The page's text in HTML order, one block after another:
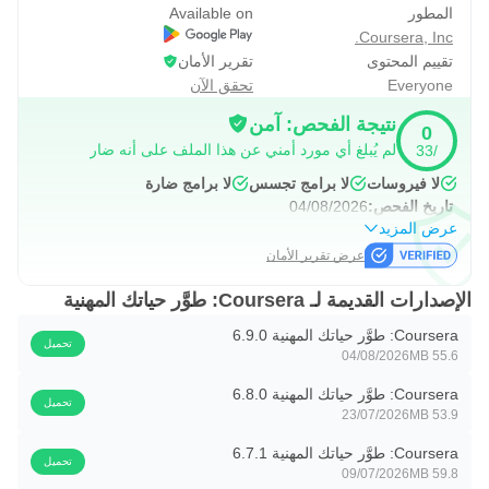
والتقييمات الكاملة تحتاج رسومًا أو اشتراكًا، لذلك ينبغي مراجعة
تفاصيل البرنامج قبل الاعتماد عليه كخطة تعلم طويلة.
دراسة مرنة مع تنزيل الدروس
يدعم Coursera التعلم حسب الوقت المتاح، من خلال محاضرات
عند الطلب يمكن تشغيلها في أوقات قصيرة خلال اليوم. هذه
النقطة مفيدة للموظفين والطلاب الذين لا يستطيعون الالتزام
بموعد ثابت، إذ يمكن متابعة درس قصير في المواصلات أو
مراجعة جزء من المحاضرة قبل حل واجب عملي.
ميزة تنزيل الفيديو تجعل التطبيق مناسبًا لمن لا يملك اتصالًا ثابتًا
بالإنترنت طوال اليوم. يمكن حفظ الدروس لمشاهدتها لاحقًا دون
اتصال، كما يساعد خيار الصوت فقط في متابعة الشرح أثناء
المشي أو أداء مهام بسيطة. حجم الدروس يختلف حسب الدورة
وجودة الفيديو، لذلك من الأفضل استخدام اتصال ثابت عند تنزيل
عدة محاضرات دفعة واحدة.
المطور
Coursera, Inc.
Available on
تقييم المحتوى
Everyone
تقرير الأمان
تحقق الآن
0
/33
نتيجة الفحص: آمن
لم يُبلغ أي مورد أمني عن هذا الملف على أنه ضار
لا فيروسات
لا برامج تجسس
لا برامج ضارة
تاريخ الفحص:04/08/2026
عرض المزيد
عرض تقرير الأمان
الإصدارات القديمة لـ Coursera: طوَّر حياتك المهنية
Coursera: طوَّر حياتك المهنية 6.9.0
55.6 MB
04/08/2026
تحميل
Coursera: طوَّر حياتك المهنية 6.8.0
53.9 MB
23/07/2026
تحميل
Coursera: طوَّر حياتك المهنية 6.7.1
59.8 MB
09/07/2026
تحميل